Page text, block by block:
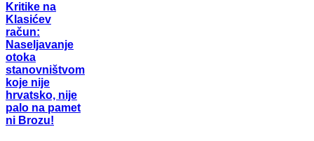
Kritike na
Klasićev
račun:
Naseljavanje
otoka
stanovništvom
koje nije
hrvatsko, nije
palo na pamet
ni Brozu!